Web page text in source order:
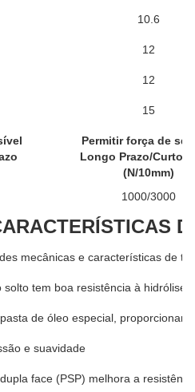
10.6
12
12
15
Permitir força de
Longo Prazo/Curto
(N/10mm)
1000/3000
mecânicas e características de
tem boa resistência à hidrólise
de óleo especial,
e suavidade
face (PSP) melhora a